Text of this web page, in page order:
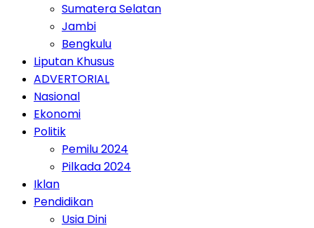
Sumatera Selatan
Jambi
Bengkulu
Liputan Khusus
ADVERTORIAL
Nasional
Ekonomi
Politik
Pemilu 2024
Pilkada 2024
Iklan
Pendidikan
Usia Dini